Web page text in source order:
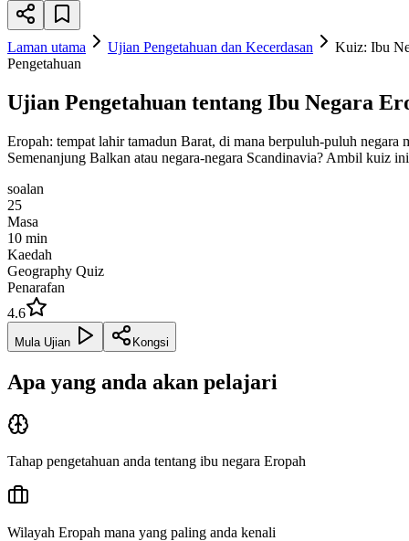
Laman utama Ujian Pengetahuan dan Kecerdasan
Kuiz: Ibu
Pengetahuan
Ujian Pengetahuan tentang Ibu Negara
Eropah: tempat lahir tamadun Barat, di mana berpuluh-puluh
Semenanjung Balkan atau negara-negara Scandinavia? Ambil kuiz
soalan
25
Masa
10 min
Kaedah
Geography Quiz
Penarafan
4.6
Mula Ujian Kongsi
Apa yang anda akan pelajari
Tahap pengetahuan anda tentang ibu negara Eropah
Wilayah Eropah mana yang paling anda kenali